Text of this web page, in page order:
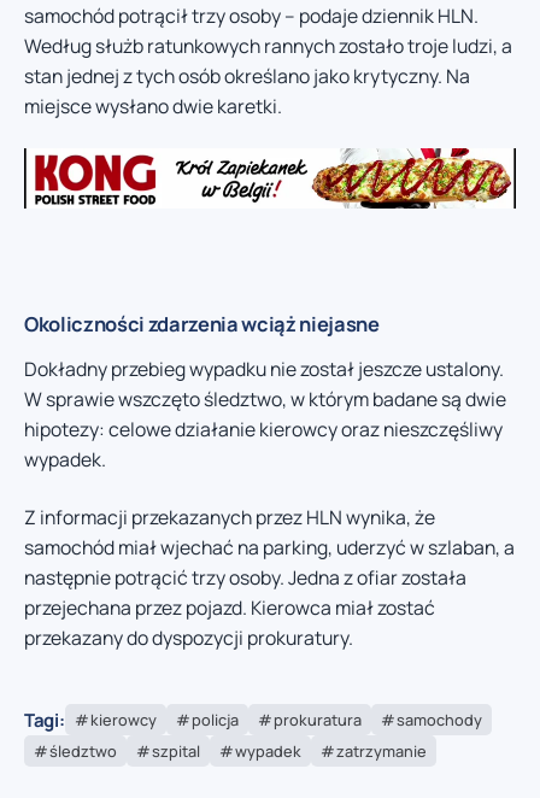
samochód potrącił trzy osoby – podaje dziennik HLN.
Według służb ratunkowych rannych zostało troje ludzi, a
stan jednej z tych osób określano jako krytyczny. Na
miejsce wysłano dwie karetki.
Okoliczności zdarzenia wciąż niejasne
Dokładny przebieg wypadku nie został jeszcze ustalony.
W sprawie wszczęto śledztwo, w którym badane są dwie
hipotezy: celowe działanie kierowcy oraz nieszczęśliwy
wypadek.
Z informacji przekazanych przez HLN wynika, że
samochód miał wjechać na parking, uderzyć w szlaban, a
następnie potrącić trzy osoby. Jedna z ofiar została
przejechana przez pojazd. Kierowca miał zostać
przekazany do dyspozycji prokuratury.
Tagi: kierowcy policja prokuratura
samochody
śledztwo
szpital wypadek zatrzymanie